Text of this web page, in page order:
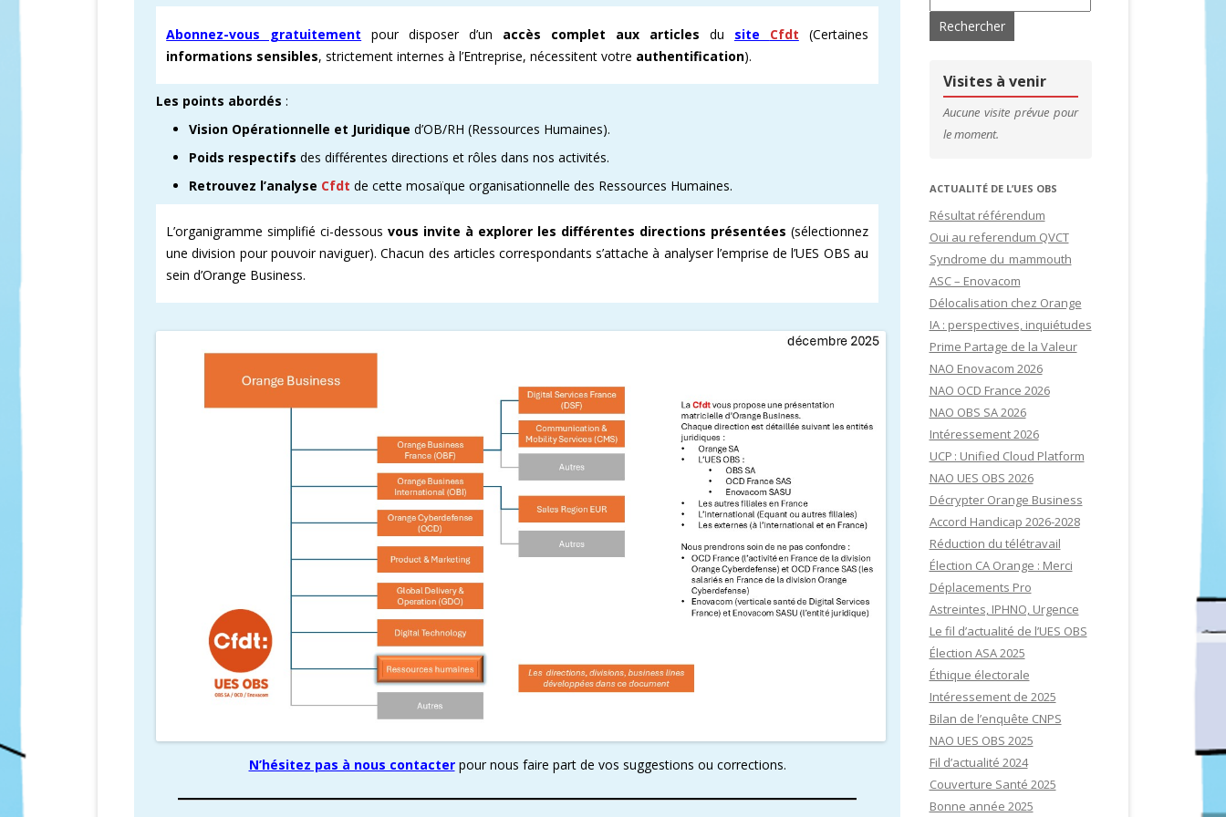
CARTOGRAPHIE ENOVACOMCSE & RP – MANDATS ATTRACTIFS !COMMENT ADHÉRER À LA CFDT ?CFDT – UN SYNDICAT D’ADHÉRENTSCONTACTS & LIENS UTILES
Abonnez-vous gratuitement pour disposer d’un accès complet aux articles du site Cfdt (Certaines
informations sensibles, strictement internes à l’Entreprise, nécessitent votre authentification).
Les points abordés :
Vision Opérationnelle et Juridique d’OB/RH (Ressources Humaines).
Poids respectifs des différentes directions et rôles dans nos activités.
Retrouvez l’analyse Cfdt de cette mosaïque organisationnelle des Ressources Humaines.
L’organigramme simplifié ci-dessousvous invite à explorer les différentes directions présentées (sélectionnez
une division pour pouvoir naviguer). Chacun des articles correspondants s’attache à analyser l’emprise de l’UES OBS au
sein d’Orange Business.
N’hésitez pas à nous contacterpour nous faire part de vos suggestions ou corrections.
Visites à venir
Aucune visite prévue pour
le moment.
ACTUALITÉ DE L’UES OBS
Résultat référendum
Oui au referendum QVCT
Syndrome du mammouth
ASC – Enovacom
Délocalisation chez Orange
IA : perspectives, inquiétudes
Prime Partage de la Valeur
NAO Enovacom 2026
NAO OCD France 2026
NAO OBS SA 2026
Intéressement 2026
UCP : Unified Cloud Platform
NAO UES OBS 2026
Décrypter Orange Business
Accord Handicap 2026-2028
Réduction du télétravail
Élection CA Orange : Merci
Déplacements Pro
Astreintes, IPHNO, Urgence
Le fil d’actualité de l’UES OBS
Élection ASA 2025
Éthique électorale
Intéressement de 2025
Bilan de l’enquête CNPS
NAO UES OBS 2025
Fil d’actualité 2024
Couverture Santé 2025
Bonne année 2025